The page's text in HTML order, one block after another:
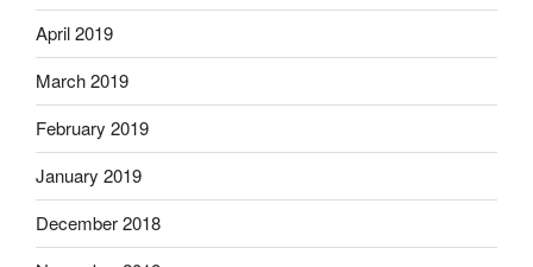
April 2019
March 2019
February 2019
January 2019
December 2018